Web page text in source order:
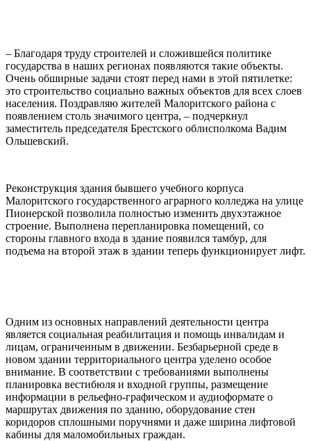
– Благодаря труду строителей и сложившейся политике
государства в наших регионах появляются такие объекты.
Очень обширные задачи стоят перед нами в этой пятилетке:
это строительство социально важных объектов для всех слоев
населения. Поздравляю жителей Малоритского района с
появлением столь значимого центра, – подчеркнул
заместитель председателя Брестского облисполкома Вадим
Ольшевский.
Реконструкция здания бывшего учебного корпуса
Малоритского государственного аграрного колледжа на улице
Пионерской позволила полностью изменить двухэтажное
строение. Выполнена перепланировка помещений, со
стороны главного входа в здание появился тамбур, для
подъема на второй этаж в здании теперь функционирует лифт.
Одним из основных направлений деятельности центра
является социальная реабилитация и помощь инвалидам и
лицам, ограниченным в движении. Безбарьерной среде в
новом здании территориального центра уделено особое
внимание. В соответствии с требованиями выполнены
планировка вестибюля и входной группы, размещение
информации в рельефно-графическом и аудиоформате о
маршрутах движения по зданию, оборудование стен
коридоров сплошными поручнями и даже ширина лифтовой
кабины для маломобильных граждан.